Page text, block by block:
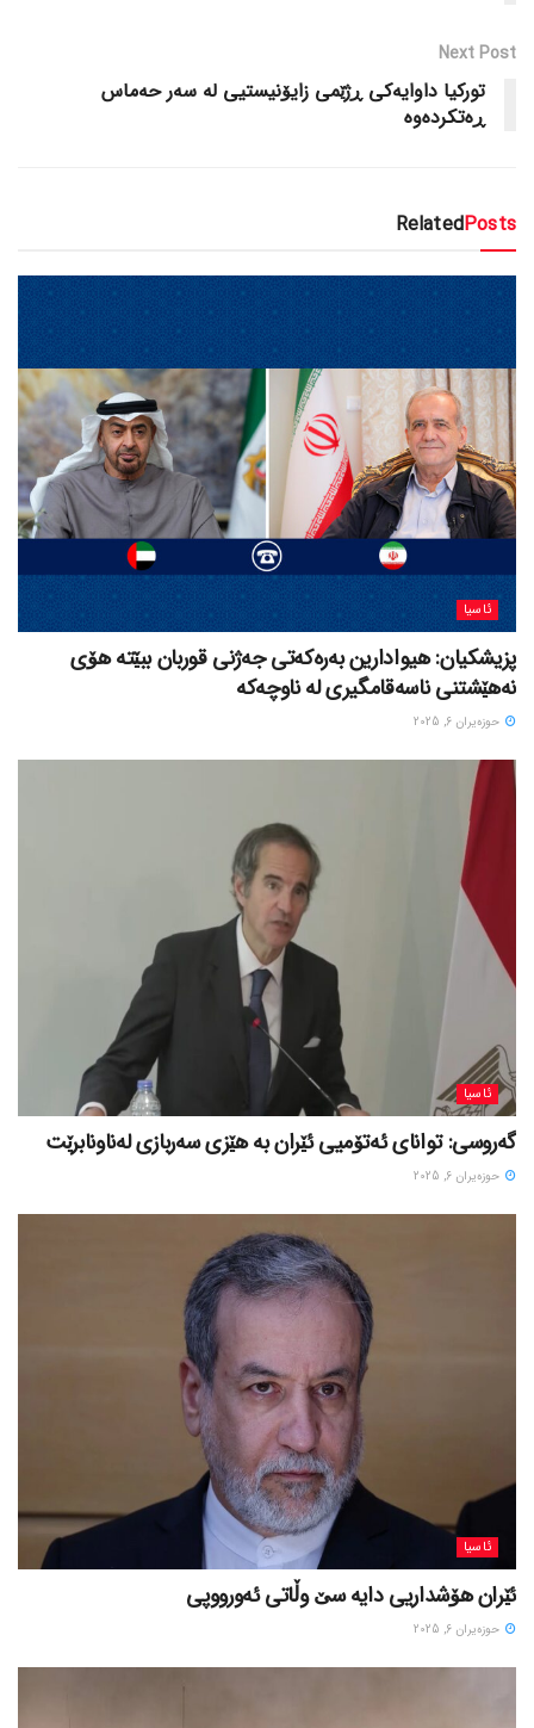
Next Post
تورکیا داوایەکی ڕژێمی زایۆنیستیی لە سەر حەماس
ڕەتکردەوە
RelatedPosts
ئاسیا
پزیشکیان: هیوادارین بەرەکەتی جەژنی قوربان ببێتە هۆی
نەهێشتنی ناسەقامگیری لە ناوچەکە
حوزه‌یران 6, 2025
ئاسیا
گەروسی: توانای ئەتۆمیی ئێران بە هێزی سەربازی لەناونابرێت
حوزه‌یران 6, 2025
ئاسیا
ئێران هۆشداریی دایە سێ وڵاتی ئەورووپی
حوزه‌یران 6, 2025